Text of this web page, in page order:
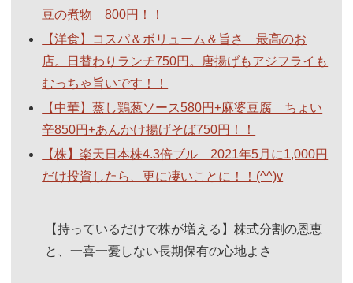
豆の煮物 800円！！
【洋食】コスパ＆ボリューム＆旨さ 最高のお
店。日替わりランチ750円。唐揚げもアジフライも
むっちゃ旨いです！！
【中華】蒸し鶏葱ソース580円+麻婆豆腐 ちょい
辛850円+あんかけ揚げそば750円！！
【株】楽天日本株4.3倍ブル 2021年5月に1,000円
だけ投資したら、更に凄いことに！！(^^)v
【持っているだけで株が増える】株式分割の恩恵
と、一喜一憂しない長期保有の心地よさ